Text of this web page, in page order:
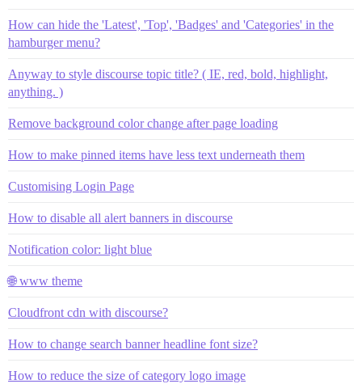
How can hide the 'Latest', 'Top', 'Badges' and 'Categories' in the
hamburger menu?
Anyway to style discourse topic title? ( IE, red, bold, highlight,
anything. )
Remove background color change after page loading
How to make pinned items have less text underneath them
Customising Login Page
How to disable all alert banners in discourse
Notification color: light blue
🌐 www theme
Cloudfront cdn with discourse?
How to change search banner headline font size?
How to reduce the size of category logo image